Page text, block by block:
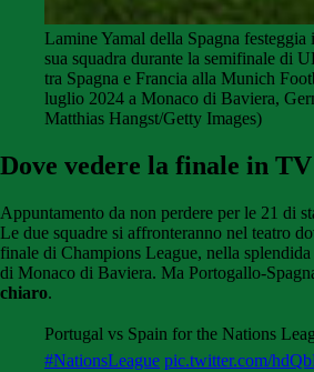
Lamine Yamal della Spagna
sua squadra durante la semifinale di
tra Spagna e Francia alla Munich
luglio 2024 a Monaco di Baviera,
Matthias Hangst/Getty Images)
Dove vedere la finale in
Appuntamento da non perdere per le 21 di
Le due squadre si affronteranno nel teatro
finale di Champions League, nella
di Monaco di Baviera. Ma Portogallo-
chiaro.
Portugal vs Spain for the Nations
#NationsLeague pic.twitter.com/